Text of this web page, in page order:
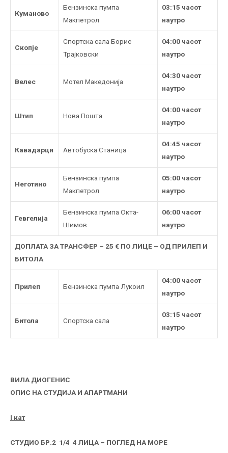
Куманово
Бензинска пумпа
Макпетрол
03:15 часот
наутро
Скопје
Спортска сала Борис
Трајковски
04:00 часот
наутро
Велес Мотел Македонија
04:30 часот
наутро
Штип Нова Пошта
04:00 часот
наутро
Кавадарци Автобуска Станица
04:45 часот
наутро
Неготино
Бензинска пумпа
Макпетрол
05:00 часот
наутро
Гевгелија
Бензинска пумпа Окта-
Шимов
06:00 часот
наутро
ДОПЛАТА ЗА ТРАНСФЕР – 25 € ПО ЛИЦЕ – ОД ПРИЛЕП И
БИТОЛА
Прилеп Бензинска пумпа Лукоил
04:00 часот
наутро
Битола Спортска сала
03:15 часот
наутро
ВИЛА ДИОГЕНИС
ОПИС НА СТУДИЈА И АПАРТМАНИ
I кат
СТУДИО БР.2 1/4 4 ЛИЦА – ПОГЛЕД НА МОРЕ